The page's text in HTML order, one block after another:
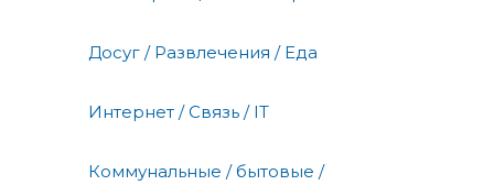
Досуг / Развлечения / Еда
Интернет / Связь / IT
Коммунальные / бытовые /